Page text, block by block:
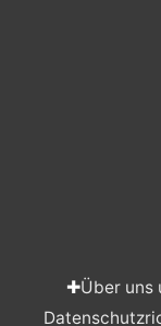
✚Über uns